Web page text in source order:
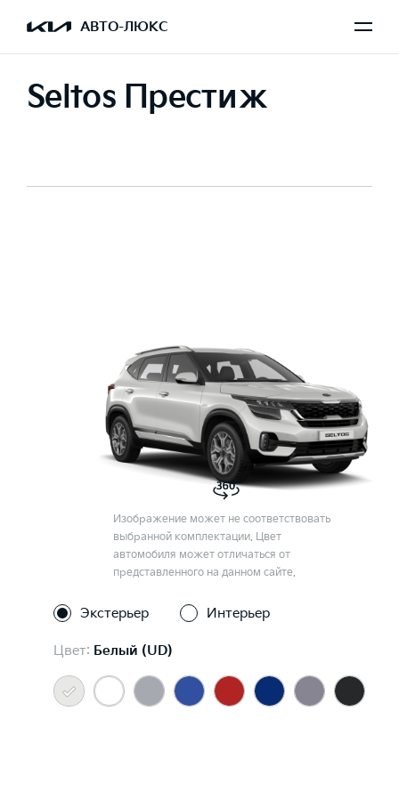
АВТО-ЛЮКС
Seltos Престиж
Изображение может не соответствовать
выбранной комплектации. Цвет
автомобиля может отличаться от
представленного на данном сайте.
Экстерьер Интерьер
Цвет: Белый (UD)